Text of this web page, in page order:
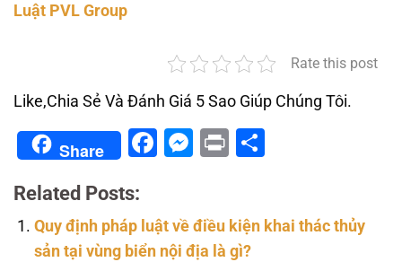
Luật PVL Group
Rate this post
Like,Chia Sẻ Và Đánh Giá 5 Sao Giúp Chúng Tôi.
Share Facebook
Messenger
Print
Related Posts:
Quy định pháp luật về điều kiện khai thác thủy
sản tại vùng biển nội địa là gì?